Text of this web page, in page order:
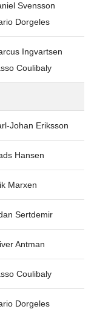
Svensson
Dorgeles
Ingvartsen
Coulibaly
Johan Eriksson
Hansen
Marxen
Sertdemir
Antman
Coulibaly
Dorgeles